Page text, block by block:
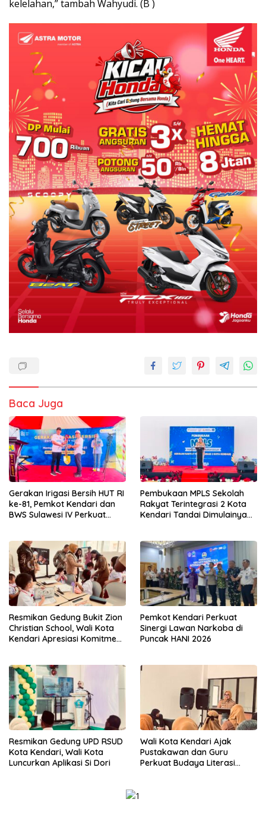
kelelahan,” tambah Wahyudi. (B )
Baca Juga
Gerakan Irigasi Bersih HUT RI
ke-81, Pemkot Kendari dan
BWS Sulawesi IV Perkuat
Pembukaan MPLS Sekolah
Rakyat Terintegrasi 2 Kota
Kendari Tandai Dimulainya
Resmikan Gedung Bukit Zion
Christian School, Wali Kota
Kendari Apresiasi Komitmen
Pemkot Kendari Perkuat
Sinergi Lawan Narkoba di
Puncak HANI 2026
Resmikan Gedung UPD RSUD
Kota Kendari, Wali Kota
Luncurkan Aplikasi Si Dori
Wali Kota Kendari Ajak
Pustakawan dan Guru
Perkuat Budaya Literasi